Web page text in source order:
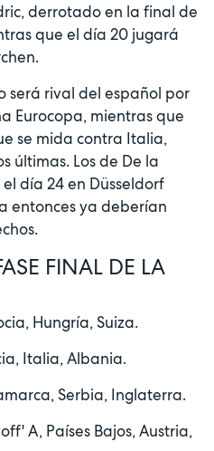
derrotado en la final de
que el día 20 jugará
será rival del español por
Eurocopa, mientras que
se mida contra Italia,
últimas. Los de De la
día 24 en Düsseldorf
entonces ya deberían
FINAL DE LA
Hungría, Suiza.
Italia, Albania.
Serbia, Inglaterra.
A, Países Bajos, Austria,